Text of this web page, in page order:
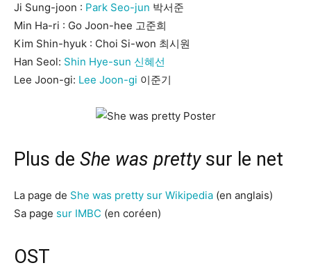
Ji Sung-joon : Park Seo-jun 박서준
Min Ha-ri : Go Joon-hee 고준희
Kim Shin-hyuk : Choi Si-won 최시원
Han Seol: Shin Hye-sun 신혜선
Lee Joon-gi: Lee Joon-gi 이준기
Plus de She was prettysur le net
La page de She was pretty sur Wikipedia (en anglais)
Sa page sur IMBC (en coréen)
OST